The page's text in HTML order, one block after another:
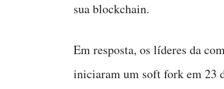
sua blockchain.
Em resposta, os líderes da
iniciaram um soft fork em 23